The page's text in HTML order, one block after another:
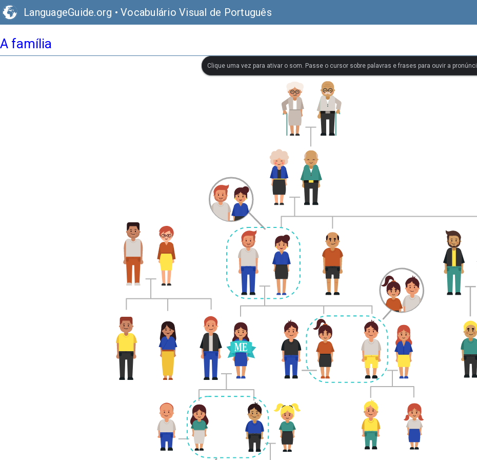
LanguageGuide.org • Vocabulário Visual de Português
A família
Clique uma vez para ativar o som. Passe o cursor sobre palavras e frases para ouvir a